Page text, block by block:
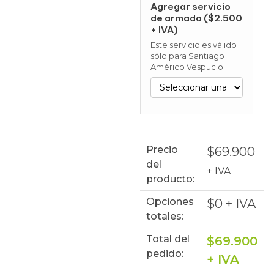
Agregar servicio
de armado ($2.500
+ IVA)
Este servicio es válido
sólo para Santiago
Américo Vespucio.
Precio
del
producto:
$69.900
+ IVA
Opciones
totales:
$0 + IVA
Total del
pedido:
$69.900
+ IVA